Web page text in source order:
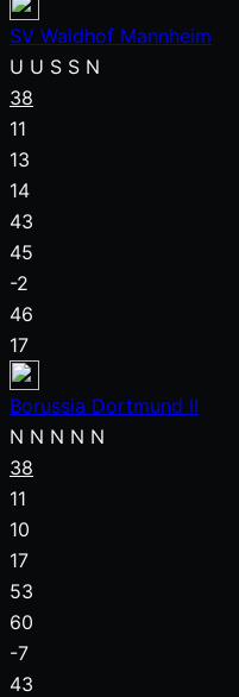
SV Waldhof Mannheim
U U S S N
38
11
13
14
43
45
-2
46
17
Borussia Dortmund II
N N N N N
38
11
10
17
53
60
-7
43